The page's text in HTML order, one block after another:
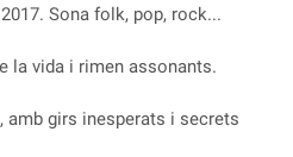
Sona folk, pop, rock...
la vida i rimen assonants.
girs inesperats i secrets